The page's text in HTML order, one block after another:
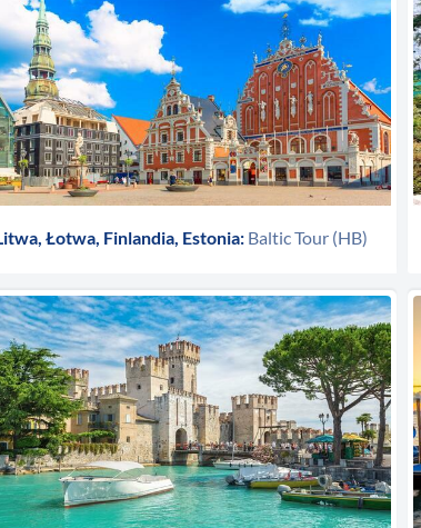
Łotwa, Finlandia, Estonia: Baltic Tour (HB)